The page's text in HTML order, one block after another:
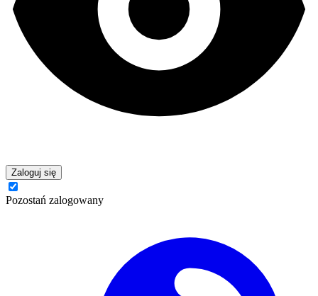
Zaloguj się
Pozostań zalogowany